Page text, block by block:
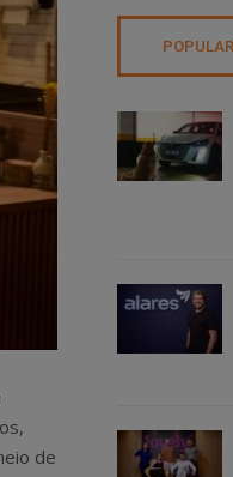
de